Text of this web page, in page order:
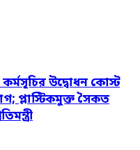
উদ্বোধন কোস্ট
প্লাস্টিকমুক্ত সৈকত